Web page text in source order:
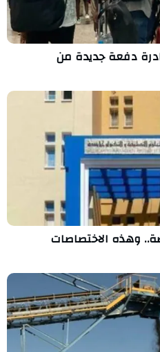
دفعة جديدة من
وهذه الاختصاصات